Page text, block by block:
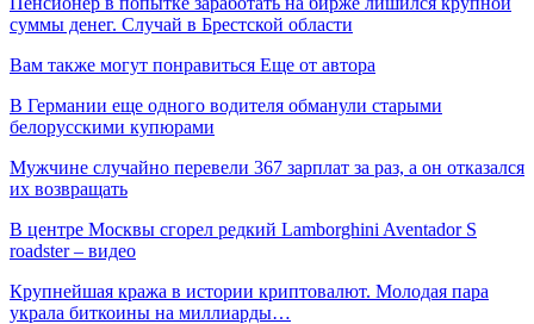
суммы денег. Случай в Брестской области
Вам также могут понравиться Еще от автора
В Германии еще одного водителя обманули старыми
белорусскими купюрами
Мужчине случайно перевели 367 зарплат за раз, а он отказался
их возвращать
В центре Москвы сгорел редкий Lamborghini Aventador S
roadster – видео
Крупнейшая кража в истории криптовалют. Молодая пара
украла биткоины на миллиарды…